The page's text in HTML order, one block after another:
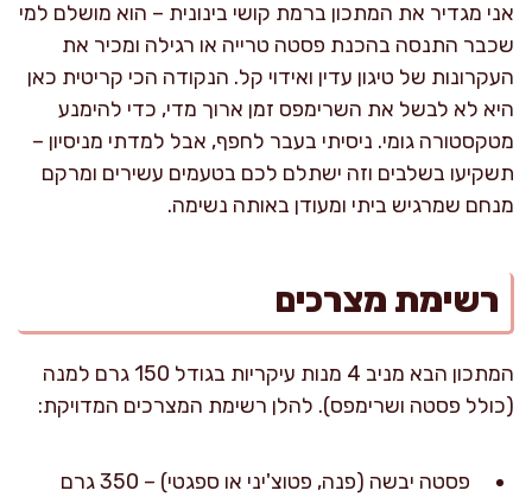
אני מגדיר את המתכון ברמת קושי בינונית – הוא מושלם למי
שכבר התנסה בהכנת פסטה טרייה או רגילה ומכיר את
העקרונות של טיגון עדין ואידוי קל. הנקודה הכי קריטית כאן
היא לא לבשל את השרימפס זמן ארוך מדי, כדי להימנע
מטקסטורה גומי. ניסיתי בעבר לחפף, אבל למדתי מניסיון –
תשקיעו בשלבים וזה ישתלם לכם בטעמים עשירים ומרקם
מנחם שמרגיש ביתי ומעודן באותה נשימה.
רשימת מצרכים
המתכון הבא מניב 4 מנות עיקריות בגודל 150 גרם למנה
(כולל פסטה ושרימפס). להלן רשימת המצרכים המדויקת:
פסטה יבשה (פנה, פטוצ'יני או ספגטי) – 350 גרם